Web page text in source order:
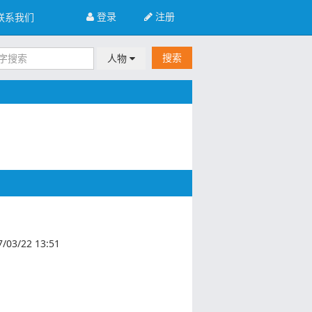
注册
登录
系我们
人物 搜索
03/22 13:51